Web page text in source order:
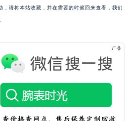
，请将本站收藏，并在需要的时候回来查看，我们